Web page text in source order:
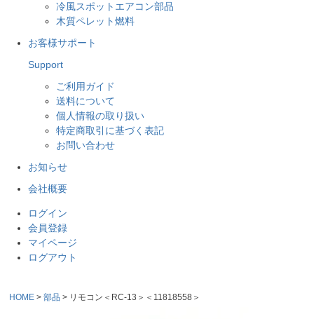
冷風スポットエアコン部品
木質ペレット燃料
お客様サポート
Support
ご利用ガイド
送料について
個人情報の取り扱い
特定商取引に基づく表記
お問い合わせ
お知らせ
会社概要
ログイン
会員登録
マイページ
ログアウト
HOME 部品 リモコン＜RC-13＞＜11818558＞